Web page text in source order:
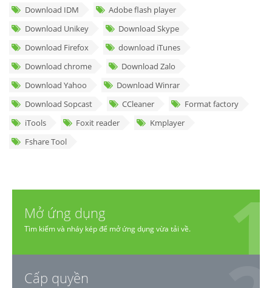
Download IDM
Adobe flash player
Download Unikey
Download Skype
Download Firefox
download iTunes
Download chrome
Download Zalo
Download Yahoo
Download Winrar
Download Sopcast
CCleaner
Format factory
iTools
Foxit reader
Kmplayer
Fshare Tool
Mở ứng dụng
Tìm kiếm và nháy kép để mở ứng dụng vừa tải về.
Cấp quyền